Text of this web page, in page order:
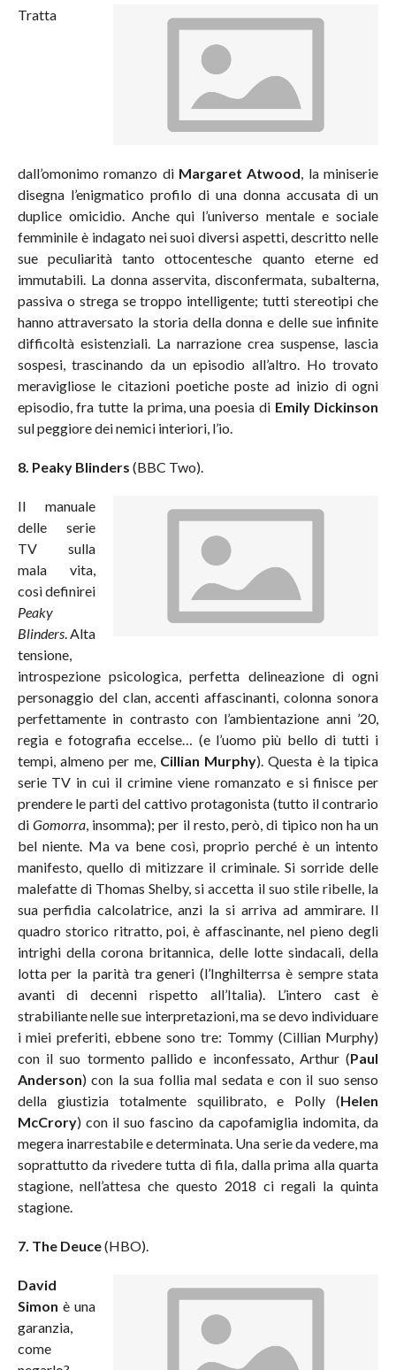
Tratta
dall’omonimo romanzo di Margaret Atwood , la miniserie
disegna l’enigmatico profilo di una donna accusata di un
duplice omicidio. Anche qui l’universo mentale e sociale
femminile è indagato nei suoi diversi aspetti, descritto nelle
sue peculiarità tanto ottocentesche quanto eterne ed
immutabili. La donna asservita, disconfermata, subalterna,
passiva o strega se troppo intelligente; tutti stereotipi che
hanno attraversato la storia della donna e delle sue infinite
difficoltà esistenziali. La narrazione crea suspense, lascia
sospesi, trascinando da un episodio all’altro. Ho trovato
meravigliose le citazioni poetiche poste ad inizio di ogni
episodio, fra tutte la prima, una poesia di Emily Dickinson
sul peggiore dei nemici interiori, l’io.
8. Peaky Blinders (BBC Two).
Il manuale
delle serie
TV sulla
mala vita,
così definirei
Peaky
Blinders. Alta
tensione,
introspezione psicologica, perfetta delineazione di ogni
personaggio del clan, accenti affascinanti, colonna sonora
perfettamente in contrasto con l’ambientazione anni ’20,
regia e fotografia eccelse… (e l’uomo più bello di tutti i
tempi, almeno per me, Cillian Murphy). Questa è la tipica
serie TV in cui il crimine viene romanzato e si finisce per
prendere le parti del cattivo protagonista (tutto il contrario
di Gomorra, insomma); per il resto, però, di tipico non ha un
bel niente. Ma va bene così, proprio perché è un intento
manifesto, quello di mitizzare il criminale. Si sorride delle
malefatte di Thomas Shelby, si accetta il suo stile ribelle, la
sua perfidia calcolatrice, anzi la si arriva ad ammirare. Il
quadro storico ritratto, poi, è affascinante, nel pieno degli
intrighi della corona britannica, delle lotte sindacali, della
lotta per la parità tra generi (l’Inghilterrsa è sempre stata
avanti di decenni rispetto all’Italia). L’intero cast è
strabiliante nelle sue interpretazioni, ma se devo individuare
i miei preferiti, ebbene sono tre: Tommy (Cillian Murphy)
con il suo tormento pallido e inconfessato, Arthur (Paul
Anderson) con la sua follia mal sedata e con il suo senso
della giustizia totalmente squilibrato, e Polly (Helen
McCrory) con il suo fascino da capofamiglia indomita, da
megera inarrestabile e determinata. Una serie da vedere, ma
soprattutto da rivedere tutta di fila, dalla prima alla quarta
stagione, nell’attesa che questo 2018 ci regali la quinta
stagione.
7. The Deuce(HBO).
David
Simon è una
garanzia,
come